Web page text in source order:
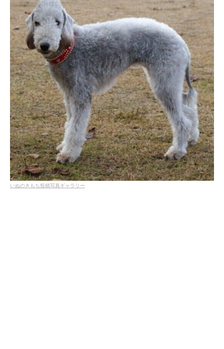
いぬのきもち投稿写真ギャラリー